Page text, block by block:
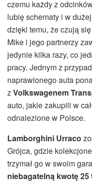
czemu każdy z
lubię schematy i w
dzięki temu, że czują
Mike i jego partnerzy
jedynie kilka razy, co
pracy. Jednym z
naprawionego auta
zVolkswagenem
auto, jakie zakupili w
odnalezione w Polsce.
Lamborghini Urraco
Grójca, gdzie
trzymał go w swoim
niebagatelną kwotę 25